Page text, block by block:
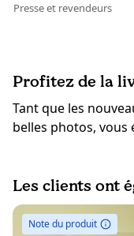
Presse et revendeurs
Profitez de la
Tant que les
belles photos, vous
Les clients ont
Note du produit